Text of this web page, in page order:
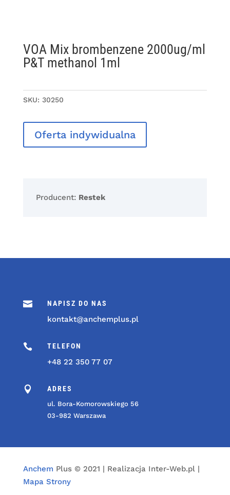
VOA Mix brombenzene 2000ug/ml
P&T methanol 1ml
SKU: 30250
Oferta indywidualna
Producent: Restek
 NAPISZ DO NAS
kontakt@anchemplus.pl
 TELEFON
+48 22 350 77 07
 ADRES
ul. Bora-Komorowskiego 56
03-982 Warszawa
Anchem Plus © 2021 | Realizacja Inter-Web.pl |
Mapa Strony